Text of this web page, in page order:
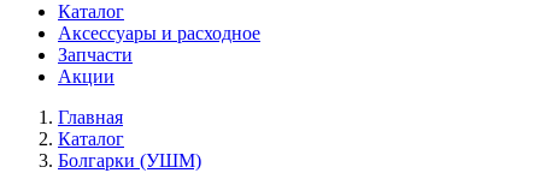
Каталог
Аксессуары и расходное
Запчасти
Акции
Главная
Каталог
Болгарки (УШМ)